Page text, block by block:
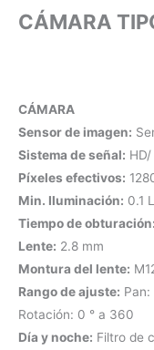
CÁMARA
CÁMARA
Sensor de imagen:
Sistema de señal:
Píxeles efectivos:
Min. Iluminación: 0.1
Tiempo de obturación:
Lente: 2.8 mm
Montura del lente:
Rango de ajuste: Pan:
Rotación: 0 ° a 360
Día y noche: Filtro de